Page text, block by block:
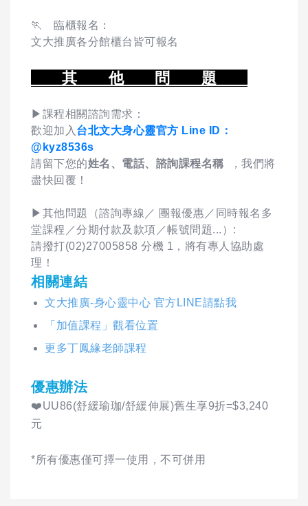
🏃 臨櫃報名：
文大推廣各分館櫃台皆可報名
其 他 問 題
▶課程相關諮詢需求：
歡迎加入 台北文大身心靈官方 Line ID：
@kyz8536s
請留下您的姓名、電話、諮詢課程名稱
，我們將
盡快回覆！
▶其他問題（諮詢專線／ 團報優惠／同時報名多
堂課程／分期付款及款項／帳號問題...）:
請撥打(02)27005858 分機 1，將有專人協助處
理！
相關連結
文大推廣-身心靈中心 官方LINE請點我
「加值課程」觀看位置
更多丁鳳緣老師課程
優惠辦法
❤️UU86(舒緩瑜珈/舒緩伸展)舊生享9折=$3,240
元
*所有優惠僅可擇一使用，不可併用